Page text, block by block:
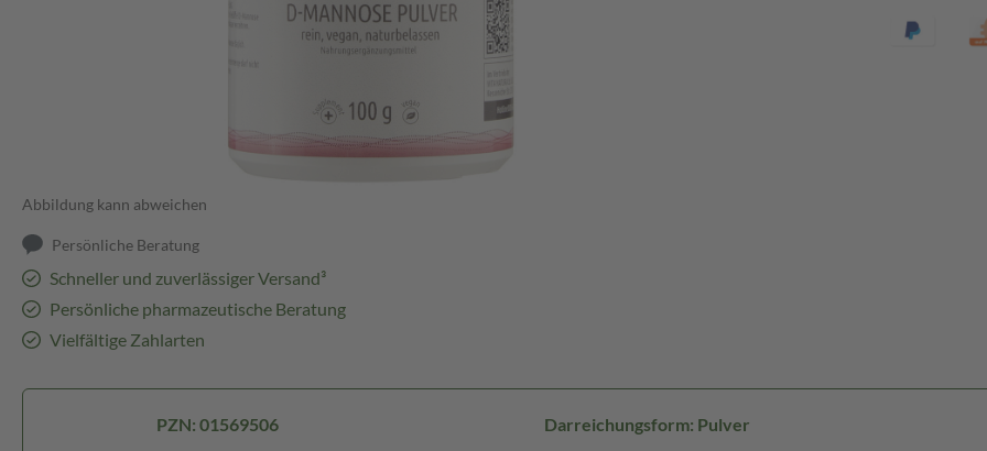
Abbildung kann abweichen
Persönliche Beratung
Schneller und zuverlässiger Versand³
Persönliche pharmazeutische Beratung
Vielfältige Zahlarten
PZN: 01569506 Darreichungsform: Pulver